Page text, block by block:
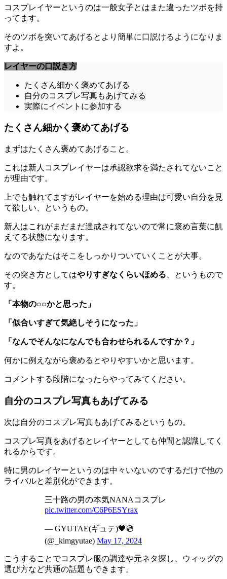
コスプレイヤーというのは一般女子とはまた違ったツボを持
ってます。
そのツボを突いてあげるとより簡単に口説けるようになりま
すよ。
レイヤーの口説き方
たくさん細かく褒めてあげる
自分のコスプレ写真もあげてみる
実際にイベントに参加する
たくさん細かく褒めてあげる
まずはたくさん褒めてあげる こと。
これは新人コスプレイヤーは承認欲求を満たされてないこと
が理由です。
上でも触れてますがレイヤーを始める理由は可愛い自分を見
て欲しい、というもの。
新人はこれがまだまだ達成されてないので常に褒め言葉に飢
えてる状態になります。
なのであなたはそこをしっかりついていくことが大事。
その突き方としてはやりすぎなくらいほめる 、というもので
す。
「本物の○○かと思った」
「似合いすぎて気絶しそうになった」
「なんでそんなになんでも合わせられるんですか？」
何かに例えながら褒めるとやりやすいかと思います。
コメントする段階になったらやってみてください。
自分のコスプレ写真もあげてみる
次は自分のコスプレ写真もあげてみる というもの。
コスプレ写真をあげるとレイヤーとしても仲間と認識してく
れるからです。
特に男のレイヤーというのは中々いないのでするだけで他の
ライバルと差別化ができます。
三十路の男の本気NANAコスプレ
pic.twitter.com/C6P6ESYrax
— GYUTAE(ギュテ)🖤💿
(@_kimgyutae) May 17, 2024
こうすることでコスプレ服の調達や元ネタ探し、ウィッグの
選び方など共通の話題もできます。